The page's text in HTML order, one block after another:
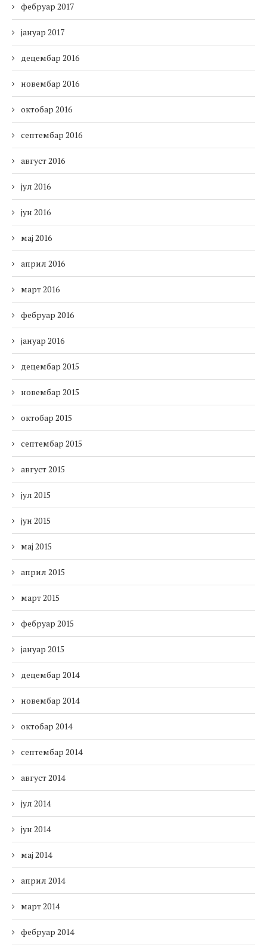
фебруар 2017
јануар 2017
децембар 2016
новембар 2016
октобар 2016
септембар 2016
август 2016
јул 2016
јун 2016
мај 2016
април 2016
март 2016
фебруар 2016
јануар 2016
децембар 2015
новембар 2015
октобар 2015
септембар 2015
август 2015
јул 2015
јун 2015
мај 2015
април 2015
март 2015
фебруар 2015
јануар 2015
децембар 2014
новембар 2014
октобар 2014
септембар 2014
август 2014
јул 2014
јун 2014
мај 2014
април 2014
март 2014
фебруар 2014